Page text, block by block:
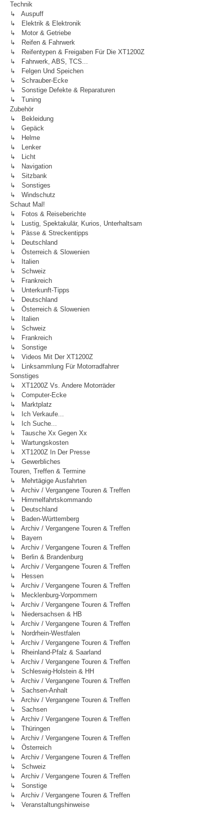
Technik
↳ Auspuff
↳ Elektrik & Elektronik
↳ Motor & Getriebe
↳ Reifen & Fahrwerk
↳ Reifentypen & Freigaben Für Die XT1200Z
↳ Fahrwerk, ABS, TCS...
↳ Felgen Und Speichen
↳ Schrauber-Ecke
↳ Sonstige Defekte & Reparaturen
↳ Tuning
Zubehör
↳ Bekleidung
↳ Gepäck
↳ Helme
↳ Lenker
↳ Licht
↳ Navigation
↳ Sitzbank
↳ Sonstiges
↳ Windschutz
Schaut Mal!
↳ Fotos & Reiseberichte
↳ Lustig, Spektakulär, Kurios, Unterhaltsam
↳ Pässe & Streckentipps
↳ Deutschland
↳ Österreich & Slowenien
↳ Italien
↳ Schweiz
↳ Frankreich
↳ Unterkunft-Tipps
↳ Deutschland
↳ Österreich & Slowenien
↳ Italien
↳ Schweiz
↳ Frankreich
↳ Sonstige
↳ Videos Mit Der XT1200Z
↳ Linksammlung Für Motorradfahrer
Sonstiges
↳ XT1200Z Vs. Andere Motorräder
↳ Computer-Ecke
↳ Marktplatz
↳ Ich Verkaufe...
↳ Ich Suche...
↳ Tausche Xx Gegen Xx
↳ Wartungskosten
↳ XT1200Z In Der Presse
↳ Gewerbliches
Touren, Treffen & Termine
↳ Mehrtägige Ausfahrten
↳ Archiv / Vergangene Touren & Treffen
↳ Himmelfahrtskommando
↳ Deutschland
↳ Baden-Württemberg
↳ Archiv / Vergangene Touren & Treffen
↳ Bayern
↳ Archiv / Vergangene Touren & Treffen
↳ Berlin & Brandenburg
↳ Archiv / Vergangene Touren & Treffen
↳ Hessen
↳ Archiv / Vergangene Touren & Treffen
↳ Mecklenburg-Vorpommern
↳ Archiv / Vergangene Touren & Treffen
↳ Niedersachsen & HB
↳ Archiv / Vergangene Touren & Treffen
↳ Nordrhein-Westfalen
↳ Archiv / Vergangene Touren & Treffen
↳ Rheinland-Pfalz & Saarland
↳ Archiv / Vergangene Touren & Treffen
↳ Schleswig-Holstein & HH
↳ Archiv / Vergangene Touren & Treffen
↳ Sachsen-Anhalt
↳ Archiv / Vergangene Touren & Treffen
↳ Sachsen
↳ Archiv / Vergangene Touren & Treffen
↳ Thüringen
↳ Archiv / Vergangene Touren & Treffen
↳ Österreich
↳ Archiv / Vergangene Touren & Treffen
↳ Schweiz
↳ Archiv / Vergangene Touren & Treffen
↳ Sonstige
↳ Archiv / Vergangene Touren & Treffen
↳ Veranstaltungshinweise